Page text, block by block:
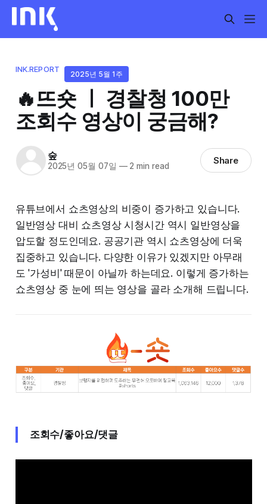
INK.REPORT
2025년 5월 1주
🔥뜨숏 ㅣ 경찰청 100만
조회수 영상이 궁금해?
숲
2025년 05월 07일 —2 min read Share
유튜브에서 쇼츠영상의 비중이 증가하고 있습니다.
일반영상 대비 쇼츠영상 시청시간 역시 일반영상을
압도할 정도인데요. 공공기관 역시 쇼츠영상에 더욱
집중하고 있습니다. 다양한 이유가 있겠지만 아무래
도 '가성비' 때문이 아닐까 하는데요. 이렇게 증가하는
쇼츠영상 중 눈에 띄는 영상을 골라 소개해 드립니다.
조회수/좋아요/댓글